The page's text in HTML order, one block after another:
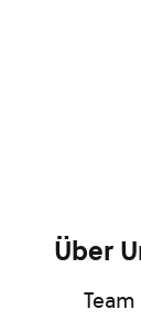
Über
Team